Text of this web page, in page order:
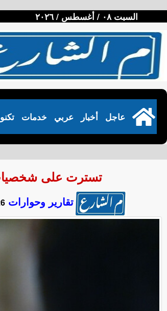
السبت ٠٨ / أغسطس / ٢٠٢٦
خدمات عربي أخبار عاجل
تسترت على شخصيات
تقارير وحوارات